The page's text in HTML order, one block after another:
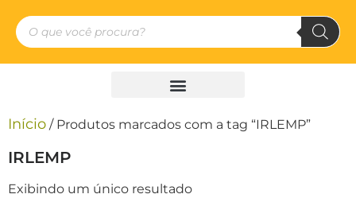
Início / Produtos marcados com a tag “IRLEMP”
IRLEMP
Exibindo um único resultado